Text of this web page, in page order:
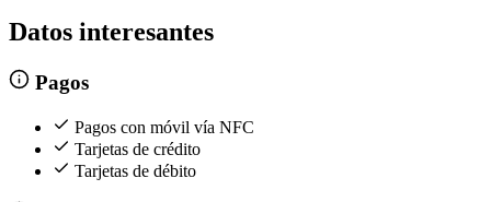
Datos interesantes
Pagos
Pagos con móvil vía NFC
Tarjetas de crédito
Tarjetas de débito